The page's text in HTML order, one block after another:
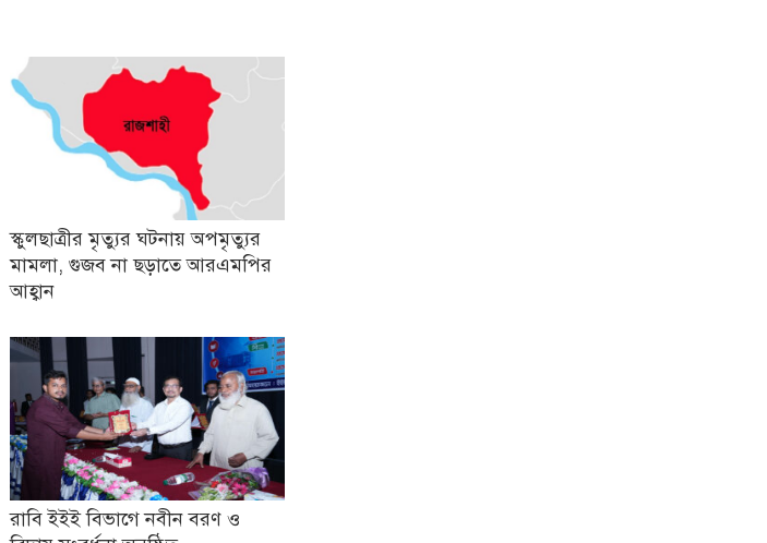
স্কুলছাত্রীর মৃত্যুর ঘটনায় অপমৃত্যুর
মামলা, গুজব না ছড়াতে আরএমপির
আহ্বান
রাবি ইইই বিভাগে নবীন বরণ ও